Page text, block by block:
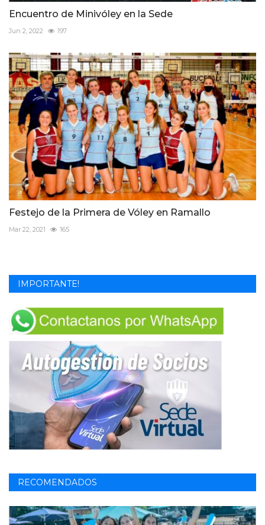
Encuentro de Minivóley en la Sede
Jun 2, 2022 197
Festejo de la Primera de Vóley en Ramallo
Mar 22, 2021 165
IMPORTANTE!
RECOMENDADOS